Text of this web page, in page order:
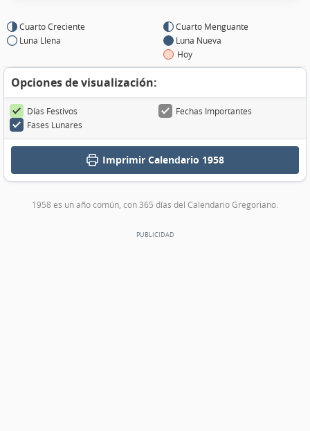
Cuarto Creciente
Luna Llena
Cuarto Menguante
Luna Nueva
Hoy
Opciones de visualización:
Días Festivos
Fechas Importantes
Fases Lunares
ImprimirCalendario 1958
1958 es un año común, con 365 días del Calendario Gregoriano.